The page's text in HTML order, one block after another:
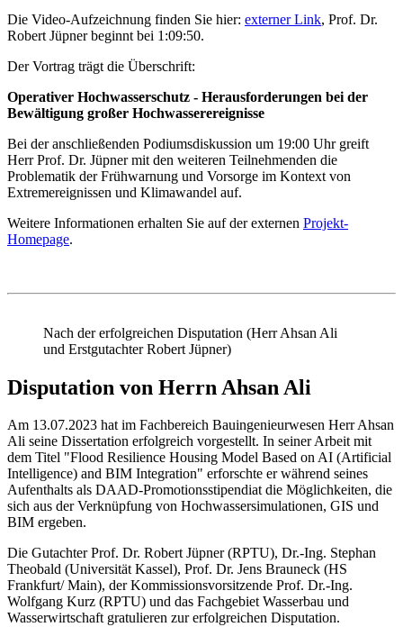
Die Video-Aufzeichnung finden Sie hier: externer Link, Prof. Dr.
Robert Jüpner beginnt bei 1:09:50.
Der Vortrag trägt die Überschrift:
Operativer Hochwasserschutz - Herausforderungen bei der
Bewältigung großer Hochwasserereignisse
Bei der anschließenden Podiumsdiskussion um 19:00 Uhr greift
Herr Prof. Dr. Jüpner mit den weiteren Teilnehmenden die
Problematik der Frühwarnung und Vorsorge im Kontext von
Extremereignissen und Klimawandel auf.
Weitere Informationen erhalten Sie auf der externen Projekt-
Homepage.
Nach der erfolgreichen Disputation (Herr Ahsan Ali
und Erstgutachter Robert Jüpner)
Disputation von Herrn Ahsan Ali
Am 13.07.2023 hat im Fachbereich Bauingenieurwesen Herr Ahsan
Ali seine Dissertation erfolgreich vorgestellt. In seiner Arbeit mit
dem Titel "Flood Resilience Housing Model Based on AI (Artificial
Intelligence) and BIM Integration" erforschte er während seines
Aufenthalts als DAAD-Promotionsstipendiat die Möglichkeiten, die
sich aus der Verknüpfung von Hochwassersimulationen, GIS und
BIM ergeben.
Die Gutachter Prof. Dr. Robert Jüpner (RPTU), Dr.-Ing. Stephan
Theobald (Universität Kassel), Prof. Dr. Jens Brauneck (HS
Frankfurt/ Main), der Kommissionsvorsitzende Prof. Dr.-Ing.
Wolfgang Kurz (RPTU) und das Fachgebiet Wasserbau und
Wasserwirtschaft gratulieren zur erfolgreichen Disputation.